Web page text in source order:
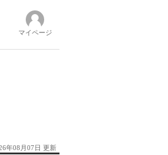
マイページ
年08月07日 更新